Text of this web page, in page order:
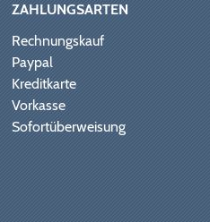
ZAHLUNGSARTEN
Rechnungskauf
Paypal
Kreditkarte
Vorkasse
Sofortüberweisung